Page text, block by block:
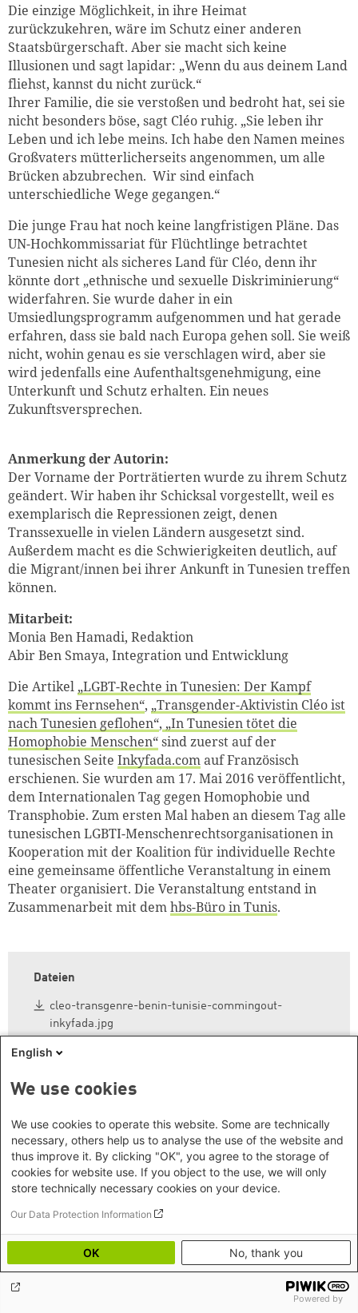
Die einzige Möglichkeit, in ihre Heimat
zurückzukehren, wäre im Schutz einer anderen
Staatsbürgerschaft. Aber sie macht sich keine
Illusionen und sagt lapidar: „Wenn du aus deinem Land
fliehst, kannst du nicht zurück.“
Ihrer Familie, die sie verstoßen und bedroht hat, sei sie
nicht besonders böse, sagt Cléo ruhig. „Sie leben ihr
Leben und ich lebe meins. Ich habe den Namen meines
Großvaters mütterlicherseits angenommen, um alle
Brücken abzubrechen. Wir sind einfach
unterschiedliche Wege gegangen.“
Die junge Frau hat noch keine langfristigen Pläne. Das
UN-Hochkommissariat für Flüchtlinge betrachtet
Tunesien nicht als sicheres Land für Cléo, denn ihr
könnte dort „ethnische und sexuelle Diskriminierung“
widerfahren. Sie wurde daher in ein
Umsiedlungsprogramm aufgenommen und hat gerade
erfahren, dass sie bald nach Europa gehen soll. Sie weiß
nicht, wohin genau es sie verschlagen wird, aber sie
wird jedenfalls eine Aufenthaltsgenehmigung, eine
Unterkunft und Schutz erhalten. Ein neues
Zukunftsversprechen.
Anmerkung der Autorin:
Der Vorname der Porträtierten wurde zu ihrem Schutz
geändert. Wir haben ihr Schicksal vorgestellt, weil es
exemplarisch die Repressionen zeigt, denen
Transsexuelle in vielen Ländern ausgesetzt sind.
Außerdem macht es die Schwierigkeiten deutlich, auf
die Migrant/innen bei ihrer Ankunft in Tunesien treffen
können.
Mitarbeit:
Monia Ben Hamadi, Redaktion
Abir Ben Smaya, Integration und Entwicklung
Die Artikel „LGBT-Rechte in Tunesien: Der Kampf
kommt ins Fernsehen“, „Transgender-Aktivistin Cléo ist
nach Tunesien geflohen“, „In Tunesien tötet die
Homophobie Menschen“sind zuerst auf der
tunesischen Seite Inkyfada.comauf Französisch
erschienen. Sie wurden am 17. Mai 2016 veröffentlicht,
dem Internationalen Tag gegen Homophobie und
Transphobie. Zum ersten Mal haben an diesem Tag alle
tunesischen LGBTI-Menschenrechtsorganisationen in
Kooperation mit der Koalition für individuelle Rechte
eine gemeinsame öffentliche Veranstaltung in einem
Theater organisiert. Die Veranstaltung entstand in
Zusammenarbeit mit demhbs-Büro in Tunis.
Dateien
cleo-transgenre-benin-tunisie-commingout-
inkyfada.jpg
inkyfada.jpg
inkyfada.jpg
cleo-transgenre-benin-tunisie-mannequin-
inkyfada.jpg
cleo-transgenre-benin-tunisie-croquis3-inkyfada-
1.jpg
English
We use cookies
We use cookies to operate this website. Some are technically
necessary, others help us to analyse the use of the website and
thus improve it. By clicking "OK", you agree to the storage of
cookies for website use. If you object to the use, we will only
store technically necessary cookies on your device.
Our Data Protection Information
OK No, thank you
Powered by